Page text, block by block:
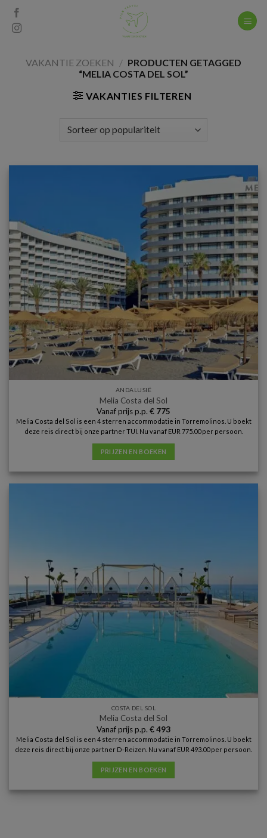
Skip
content
VAKANTIE ZOEKEN / PRODUCTEN GETAGGED
“MELIA COSTA DEL SOL”
VAKANTIES FILTEREN
ANDALUSIË
Melia Costa del Sol
Vanaf prijs p.p. € 775
Melia Costa del Sol is een 4 sterren accommodatie in Torremolinos. U boekt
deze reis direct bij onze partner TUI. Nu vanaf EUR 775.00 per persoon.
PRIJZEN EN BOEKEN
COSTA DEL SOL
Melia Costa del Sol
Vanaf prijs p.p. €493
Melia Costa del Sol is een 4 sterren accommodatie in Torremolinos. U boekt
deze reis direct bij onze partner D-Reizen. Nu vanaf EUR 493.00 per persoon.
PRIJZEN EN BOEKEN